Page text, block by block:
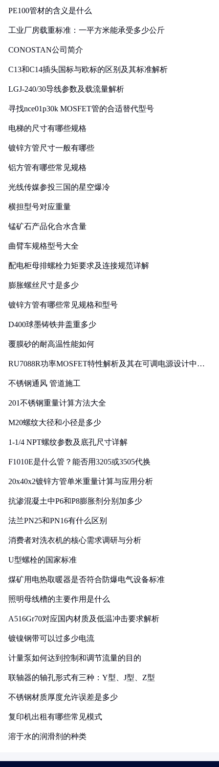
PE100管材的含义是什么
工业厂房载重标准：一平方米能承受多少公斤
CONOSTAN公司简介
C13和C14插头国标与欧标的区别及其标准解析
LGJ-240/30导线参数及载流量解析
寻找nce01p30k MOSFET管的合适替代型号
电梯的尺寸有哪些规格
镀锌方管尺寸一般有哪些
铝方管有哪些常见规格
光线传媒参投三国的星空爆冷
横担型号对应重量
锰矿石产品化合水含量
曲臂车规格型号大全
配电柜母排螺栓力矩要求及连接规范详解
膨胀螺丝尺寸是多少
镀锌方管有哪些常见规格和型号
D400球墨铸铁井盖重多少
覆膜砂的耐高温性能如何
RU7088R功率MOSFET特性解析及其在可调电源设计中的
不锈钢通风 管道施工
201不锈钢重量计算方法大全
M20螺纹大径和小径是多少
1-1/4 NPT螺纹参数及底孔尺寸详解
F1010E是什么管？能否用3205或3505代换
20x40x2镀锌方管单米重量计算与应用分析
抗渗混凝土中P6和P8膨胀剂分别加多少
法兰PN25和PN16有什么区别
消费者对洗衣机的核心需求调研与分析
U型螺栓的国家标准
煤矿用电热取暖器是否符合防爆电气设备标准
照明母线槽的主要作用是什么
A516Gr70对应国内材质及低温冲击要求解析
镀镍钢带可以过多少电流
计量泵如何达到控制和调节流量的目的
联轴器的轴孔形式有三种：Y型、J型、Z型
不锈钢材质厚度允许误差是多少
复印机出租有哪些常见模式
溶于水的润滑剂的种类